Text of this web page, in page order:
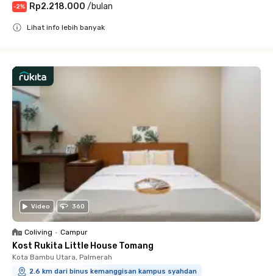
-2% Rp2.218.000 /bulan
Lihat info lebih banyak
Video 360
Coliving • Campur
Kost Rukita Little House Tomang
Kota Bambu Utara, Palmerah
2.6 km dari binus kemanggisan kampus syahdan